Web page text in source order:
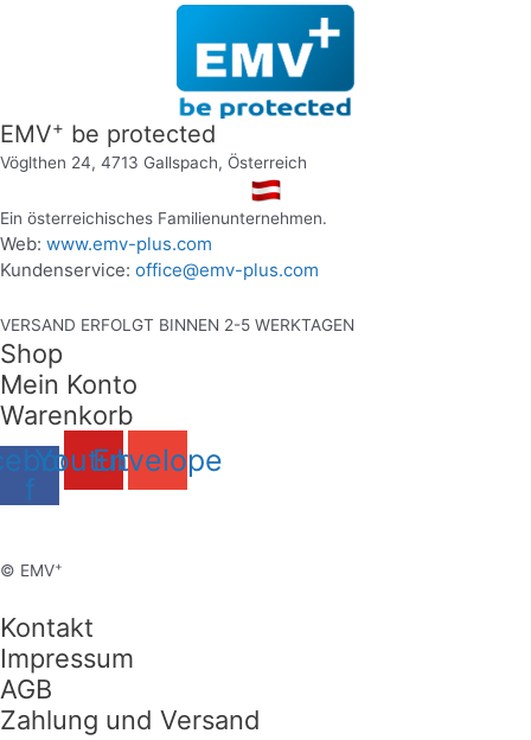
EMV+ be protected
Vöglthen 24, 4713 Gallspach, Österreich
Ein österreichisches Familienunternehmen.
Web: www.emv-plus.com
Kundenservice: office@emv-plus.com
VERSAND ERFOLGT BINNEN 2-5 WERKTAGEN
Shop
Mein Konto
Warenkorb
f
YoutubeEnvelope
© EMV+
Kontakt
Impressum
AGB
Zahlung und Versand